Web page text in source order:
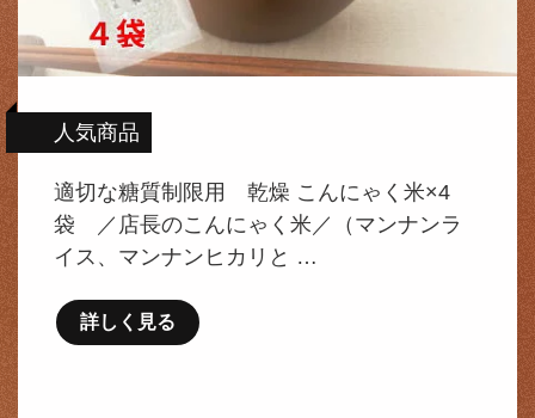
人気商品
適切な糖質制限用 乾燥 こんにゃく米×4
袋 ／店長のこんにゃく米／（マンナンラ
イス、マンナンヒカリと …
詳しく見る